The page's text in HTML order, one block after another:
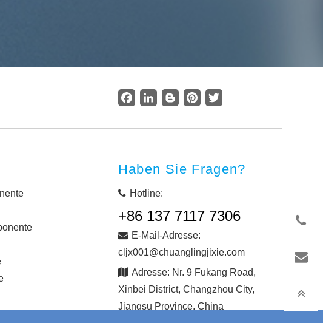
Facebook
LinkedInBloggerPinterestTwitter
Haben Sie Fragen?
Hotline:
+86 137 7117 7306
E-Mail-Adresse:
cljx001@chuanglingjixie.com
Adresse: Nr. 9 Fukang Road,
Xinbei District, Changzhou City,
Jiangsu Province, China